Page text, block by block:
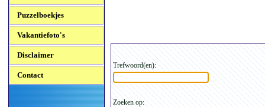
Puzzelboekjes
Vakantiefoto's
Disclaimer
Contact
Trefwoord(en):
Zoeken op: